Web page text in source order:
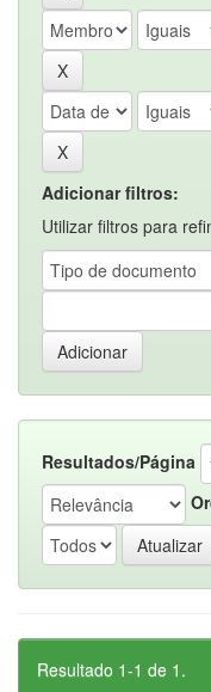
Adicionar filtros:
Utilizar filtros para
Resultados/Página
Resultado 1-1 de 1.